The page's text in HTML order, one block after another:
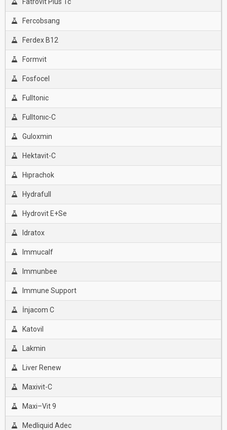
Fercobsang
Ferdex B12
Formvit
Fosfocel
Fulltonic
Fulltonıc-C
Guloxmin
Hektavit-C
Hıprachok
Hydrafull
Hydrovit E+Se
Idratox
Immucalf
Immunbee
Immune Support
İnjacom C
Katovil
Lakmin
Liver Renew
Maxivit-C
Maxi–Vit 9
Medliquid Adec